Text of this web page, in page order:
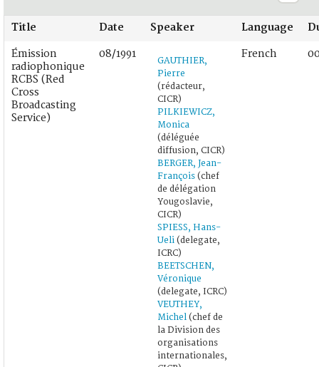
Title Date Speaker Language
Émission
radiophonique
RCBS (Red
Cross
Broadcasting
Service)
08/1991
GAUTHIER,
Pierre
(rédacteur,
CICR)
PILKIEWICZ,
Monica
(déléguée
diffusion, CICR)
BERGER, Jean-
François (chef
de délégation
Yougoslavie,
CICR)
SPIESS, Hans-
Ueli (delegate,
ICRC)
BEETSCHEN,
Véronique
(delegate, ICRC)
VEUTHEY,
Michel (chef de
la Division des
organisations
internationales,
French